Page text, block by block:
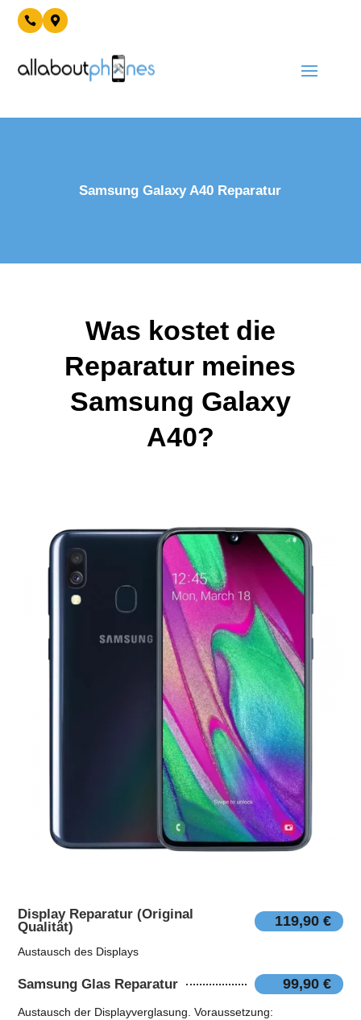
 
Samsung Galaxy A40 Reparatur
Was kostet die
Reparatur meines
Samsung Galaxy
A40?
Display Reparatur (Original
Qualität)
119,90 €
Austausch des Displays
Samsung Glas Reparatur 99,90 €
Austausch der Displayverglasung. Voraussetzung: